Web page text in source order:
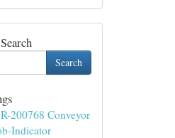
Search
200768 Conveyor
Indicator